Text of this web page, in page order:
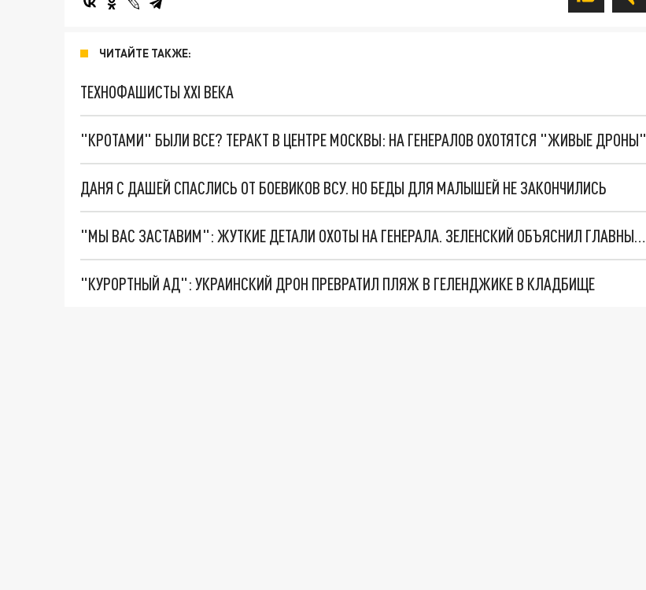
ЧИТАЙТЕ ТАКЖЕ:
ТЕХНОФАШИСТЫ XXI ВЕКА
"КРОТАМИ" БЫЛИ ВСЕ? ТЕРАКТ В ЦЕНТРЕ МОСКВЫ: НА ГЕНЕРАЛОВ ОХОТЯТСЯ "ЖИВЫЕ ДРОНЫ"
ДАНЯ С ДАШЕЙ СПАСЛИСЬ ОТ БОЕВИКОВ ВСУ. НО БЕДЫ ДЛЯ МАЛЫШЕЙ НЕ ЗАКОНЧИЛИСЬ
"МЫ ВАС ЗАСТАВИМ": ЖУТКИЕ ДЕТАЛИ ОХОТЫ НА ГЕНЕРАЛА. ЗЕЛЕНСКИЙ ОБЪЯСНИЛ ГЛАВНЫЙ СМЫСЛ ТЕРАКТА В ЦЕНТРЕ МОСКВЫ
"КУРОРТНЫЙ АД": УКРАИНСКИЙ ДРОН ПРЕВРАТИЛ ПЛЯЖ В ГЕЛЕНДЖИКЕ В КЛАДБИЩЕ